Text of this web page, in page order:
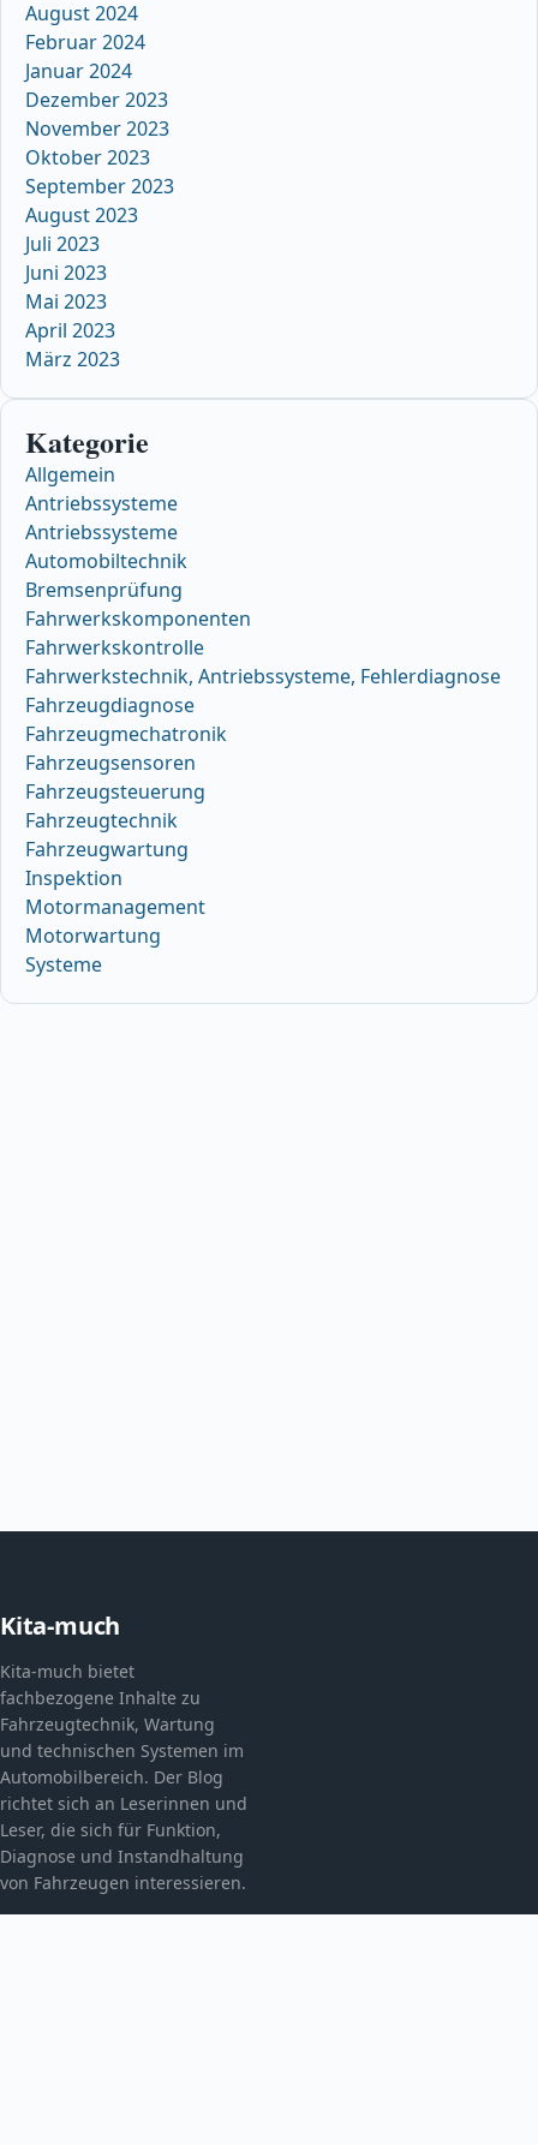
August 2024
Februar 2024
Januar 2024
Dezember 2023
November 2023
Oktober 2023
September 2023
August 2023
Juli 2023
Juni 2023
Mai 2023
April 2023
März 2023
Kategorie
Allgemein
Antriebssysteme
Antriebssysteme
Automobiltechnik
Bremsenprüfung
Fahrwerkskomponenten
Fahrwerkskontrolle
Fahrwerkstechnik, Antriebssysteme, Fehlerdiagnose
Fahrzeugdiagnose
Fahrzeugmechatronik
Fahrzeugsensoren
Fahrzeugsteuerung
Fahrzeugtechnik
Fahrzeugwartung
Inspektion
Motormanagement
Motorwartung
Systeme
Kita-much
Kita-much bietet
fachbezogene Inhalte zu
Fahrzeugtechnik, Wartung
und technischen Systemen im
Automobilbereich. Der Blog
richtet sich an Leserinnen und
Leser, die sich für Funktion,
Diagnose und Instandhaltung
von Fahrzeugen interessieren.